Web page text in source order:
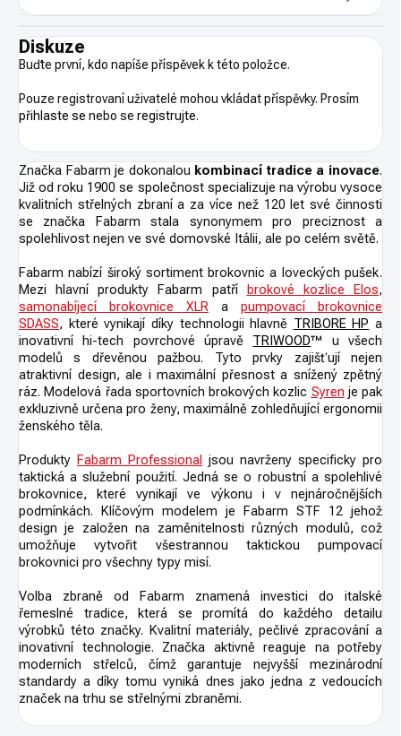
Diskuze
Buďte první, kdo napíše příspěvek k této položce.
Pouze registrovaní uživatelé mohou vkládat příspěvky. Prosím
přihlaste se nebo se registrujte.
Značka Fabarm je dokonalou kombinací tradice a inovace.
Již od roku 1900 se společnost specializuje na výrobu vysoce
kvalitních střelných zbraní a za více než 120 let své činnosti
se značka Fabarm stala synonymem pro preciznost a
spolehlivost nejen ve své domovské Itálii, ale po celém světě.
Fabarm nabízí široký sortiment brokovnic a loveckých pušek.
Mezi hlavní produkty Fabarm patří
brokové kozlice Elos,
samonabíjecí brokovnice XLR a pumpovací brokovnice
SDASS, které vynikají díky technologii hlavně TRIBORE HP a
inovativní hi-tech povrchové úpravě TRIWOOD™ u všech
modelů s dřevěnou pažbou. Tyto prvky zajišťují nejen
atraktivní design, ale i maximální přesnost a snížený zpětný
ráz. Modelová řada sportovních brokových kozlic Syren je pak
exkluzivně určena pro ženy, maximálně zohledňující ergonomii
ženského těla.
Produkty Fabarm Professional jsou navrženy specificky pro
taktická a služební použití. Jedná se o robustní a spolehlivé
brokovnice, které vynikají ve výkonu i v nejnáročnějších
podmínkách. Klíčovým modelem je Fabarm STF 12 jehož
design je založen na zaměnitelnosti různých modulů, což
umožňuje vytvořit všestrannou taktickou pumpovací
brokovnici pro všechny typy misí.
Volba zbraně od Fabarm znamená investici do italské
řemeslné tradice, která se promítá do každého detailu
výrobků této značky. Kvalitní materiály, pečlivé zpracování a
inovativní technologie. Značka aktivně reaguje na potřeby
moderních střelců, čímž garantuje nejvyšší mezinárodní
standardy a díky tomu vyniká dnes jako jedna z vedoucích
značek na trhu se střelnými zbraněmi.